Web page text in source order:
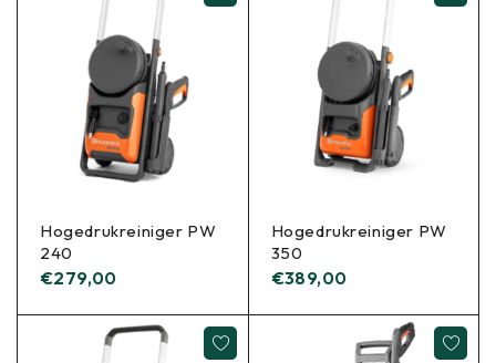
Hogedrukreiniger PW
240
€279,00
Hogedrukreiniger PW
350
€389,00